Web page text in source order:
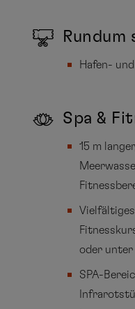
Rundum
Hafen-
Spa &
15 m
oder unter
SPA-